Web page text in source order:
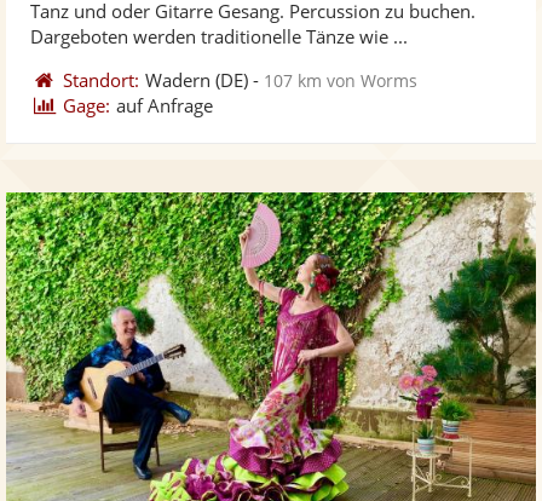
Tanz und oder Gitarre Gesang. Percussion zu buchen.
Dargeboten werden traditionelle Tänze wie ...
Standort: Wadern (DE) - 107 km von Worms
Gage: auf Anfrage